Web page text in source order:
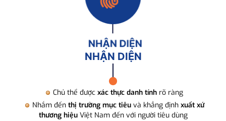
NHẬN DIỆN
Chủ thể được xác thực danh tính rõ ràng
Nhắm đến thị trường mục tiêuvà khẳng định xuất xứ
thương hiệuViệt Nam đến với người tiêu dùng